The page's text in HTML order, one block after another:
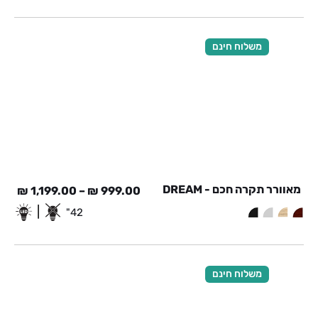
משלוח חינם
מאוורר תקרה חכם - DREAM 999.00
₪
–
1,199.00
₪
42"
משלוח חינם